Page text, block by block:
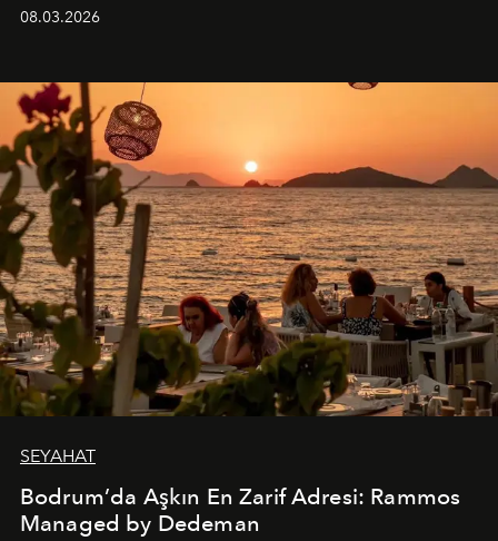
08.03.2026
SEYAHAT
Bodrum’da Aşkın En Zarif Adresi: Rammos
Managed by Dedeman